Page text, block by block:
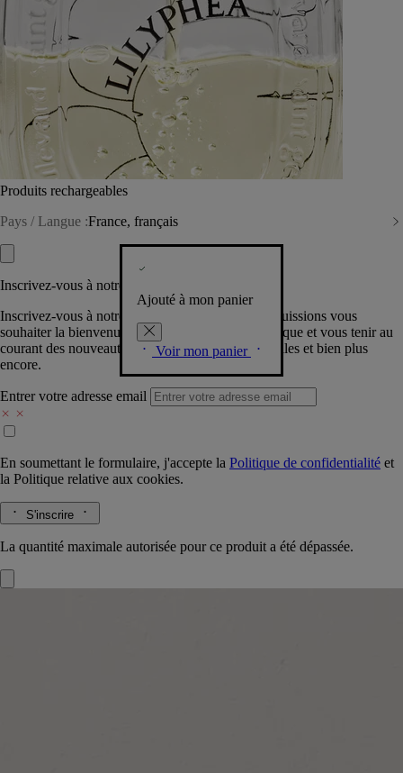
Produits rechargeables
Pays / Langue :France, français
Ajouté à mon panier
Voir mon panier
Inscrivez-vous à notre Newsletter
Inscrivez-vous à notre newsletter pour que nous puissions vous
souhaiter la bienvenue dans la communauté Diptyque et vous tenir au
courant des nouveautés, événements, offres spéciales et bien plus
encore.
Entrer votre adresse email
En soumettant le formulaire, j'accepte la Politique de confidentialité et
la Politique relative aux cookies.
S'inscrire
La quantité maximale autorisée pour ce produit a été dépassée.